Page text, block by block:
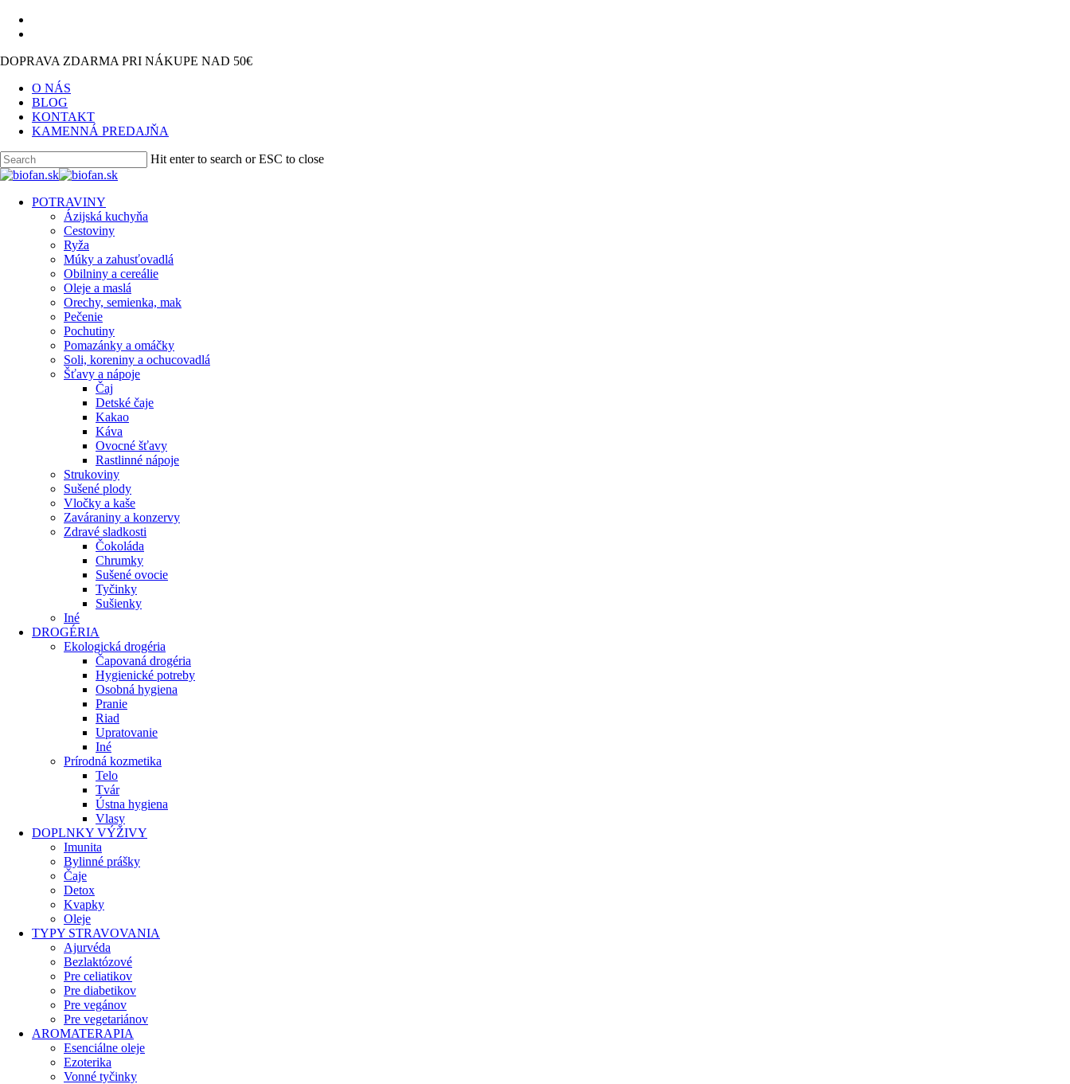
Skip
content
DOPRAVA ZDARMA PRI NÁKUPE NAD 50€
O NÁS
BLOG
KONTAKT
KAMENNÁ PREDAJŇA
Hit enter to search or ESC to close
Close
search
Menu
POTRAVINY
Ázijská kuchyňa
Cestoviny
Ryža
Múky a zahusťovadlá
Obilniny a cereálie
Oleje a maslá
Orechy, semienka, mak
Pečenie
Pochutiny
Pomazánky a omáčky
Soli, koreniny a ochucovadlá
Šťavy a nápoje
Čaj
Detské čaje
Kakao
Káva
Ovocné šťavy
Rastlinné nápoje
Strukoviny
Sušené plody
Vločky a kaše
Zaváraniny a konzervy
Zdravé sladkosti
Čokoláda
Chrumky
Sušené ovocie
Tyčinky
Sušienky
Iné
DROGÉRIA
Ekologická drogéria
Čapovaná drogéria
Hygienické potreby
Osobná hygiena
Pranie
Riad
Upratovanie
Iné
Prírodná kozmetika
Telo
Tvár
Ústna hygiena
Vlasy
DOPLNKY VÝŽIVY
Imunita
Bylinné prášky
Čaje
Detox
Kvapky
Oleje
TYPY STRAVOVANIA
Ajurvéda
Bezlaktózové
Pre celiatikov
Pre diabetikov
Pre vegánov
Pre vegetariánov
AROMATERAPIA
Esenciálne oleje
Ezoterika
Vonné tyčinky